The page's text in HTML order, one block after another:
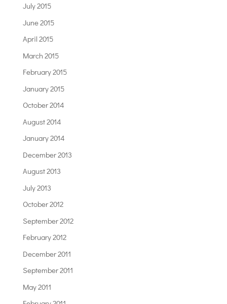
July 2015
June 2015
April 2015
March 2015
February 2015
January 2015
October 2014
August 2014
January 2014
December 2013
August 2013
July 2013
October 2012
September 2012
February 2012
December 2011
September 2011
May 2011